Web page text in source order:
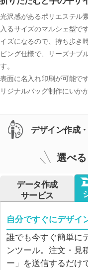
光沢感があるポリエステル
入るサイズのマルシェ型で
イズになるので、持ち歩き
ピング仕様で、リーズナブ
す。
表面に名入れ印刷が可能で
リジナルバッグ制作にいか
デザイン作成
選べ
データ作成
サービス
自分ですぐにデザイ
誰でも今すぐ簡単に
ンツール。注文・見
ー」を送信するだけ